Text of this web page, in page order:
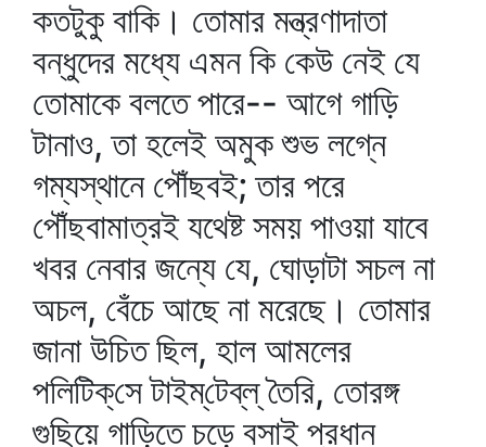
কতটুকু বাকি। তোমার মন্ত্রণাদাতা
বন্ধুদের মধ্যে এমন কি কেউ নেই যে
তোমাকে বলতে পারে-- আগে গাড়ি
টানাও, তা হলেই অমুক শুভ লগ্নে
গম্যস্থানে পৌঁছবই; তার পরে
পৌঁছবামাত্রই যথেষ্ট সময় পাওয়া যাবে
খবর নেবার জন্যে যে, ঘোড়াটা সচল না
অচল, বেঁচে আছে না মরেছে। তোমার
জানা উচিত ছিল, হাল আমলের
পলিটিক্‌সে টাইম্‌টেব্‌ল্‌ তৈরি, তোরঙ্গ
গুছিয়ে গাড়িতে চড়ে বসাই প্রধান